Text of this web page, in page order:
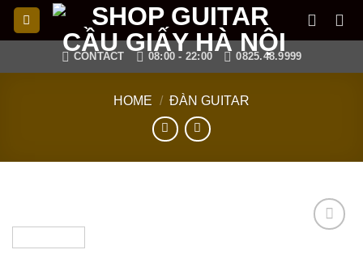
Skip
CONTACT 08:00 - 22:00 0825.48.9999
HOME / ĐÀN GUITAR